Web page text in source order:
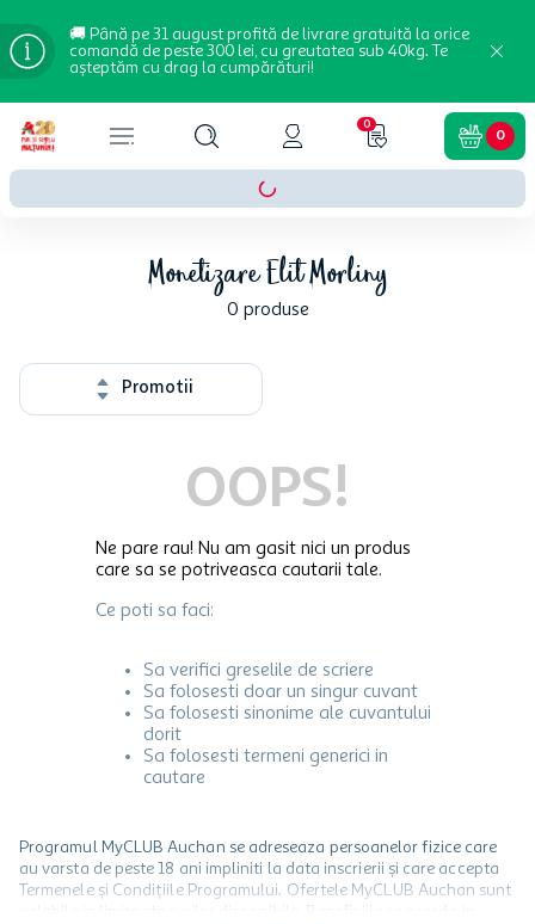
🚚 Până pe 31 august profită de livrare gratuită la orice
comandă de peste 300 lei, cu greutatea sub 40kg. Te
așteptăm cu drag la cumpărături!
0
0
Monetizare Elit Morliny
0 produse
Promotii
OOPS!
Ne pare rau! Nu am gasit nici un produs
care sa se potriveasca cautarii tale.
Ce poti sa faci:
Sa verifici greselile de scriere
Sa folosesti doar un singur cuvant
Sa folosesti sinonime ale cuvantului
dorit
Sa folosesti termeni generici in
cautare
Programul MyCLUB Auchan se adreseaza persoanelor fizice care
au varsta de peste 18 ani impliniti la data inscrierii și care accepta
Termenele și Condițiile Programului. Ofertele MyCLUB Auchan sunt